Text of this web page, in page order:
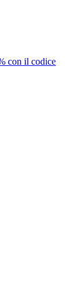
con il codice